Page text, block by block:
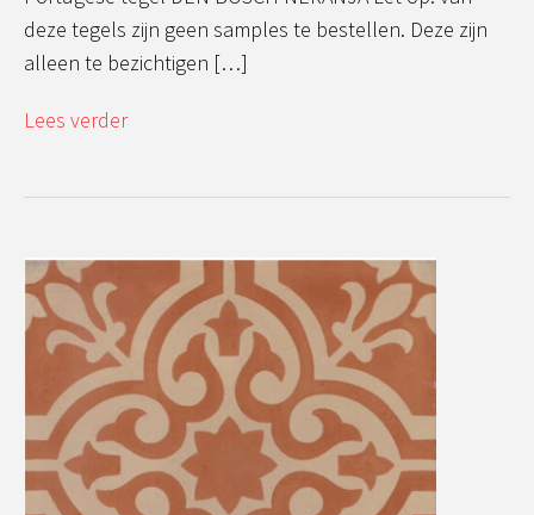
deze tegels zijn geen samples te bestellen. Deze zijn
alleen te bezichtigen […]
Lees verder